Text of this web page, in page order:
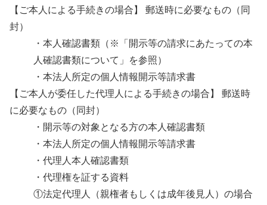
【ご本人による手続きの場合】 郵送時に必要なもの（同
封）
・本人確認書類（※「開示等の請求にあたっての本
人確認書類について」を参照）
・本法人所定の個人情報開示等請求書
【ご本人が委任した代理人による手続きの場合】 郵送時
に必要なもの（同封）
・開示等の対象となる方の本人確認書類
・本法人所定の個人情報開示等請求書
・代理人本人確認書類
・代理権を証する資料
①法定代理人（親権者もしくは成年後見人）の場合